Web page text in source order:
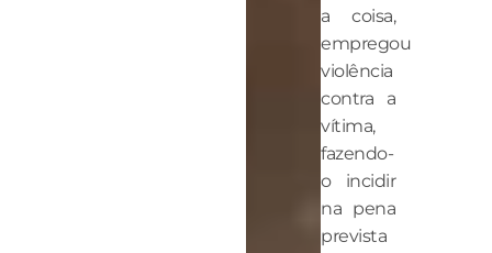
a coisa,
empregou
violência
contra a
vítima,
fazendo-
o incidir
na pena
prevista